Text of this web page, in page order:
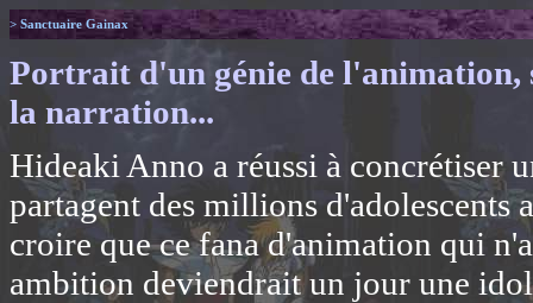
> Sanctuaire Gainax
Portrait d'un génie de l'animation,
la narration...
Hideaki Anno a réussi à concrétiser
partagent des millions
croire que ce fana d'animation qui
ambition deviendrait un jour une